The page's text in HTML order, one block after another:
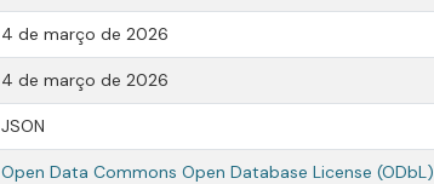
4 de março de 2026
4 de março de 2026
JSON
Open Data Commons Open Database License (ODbL)